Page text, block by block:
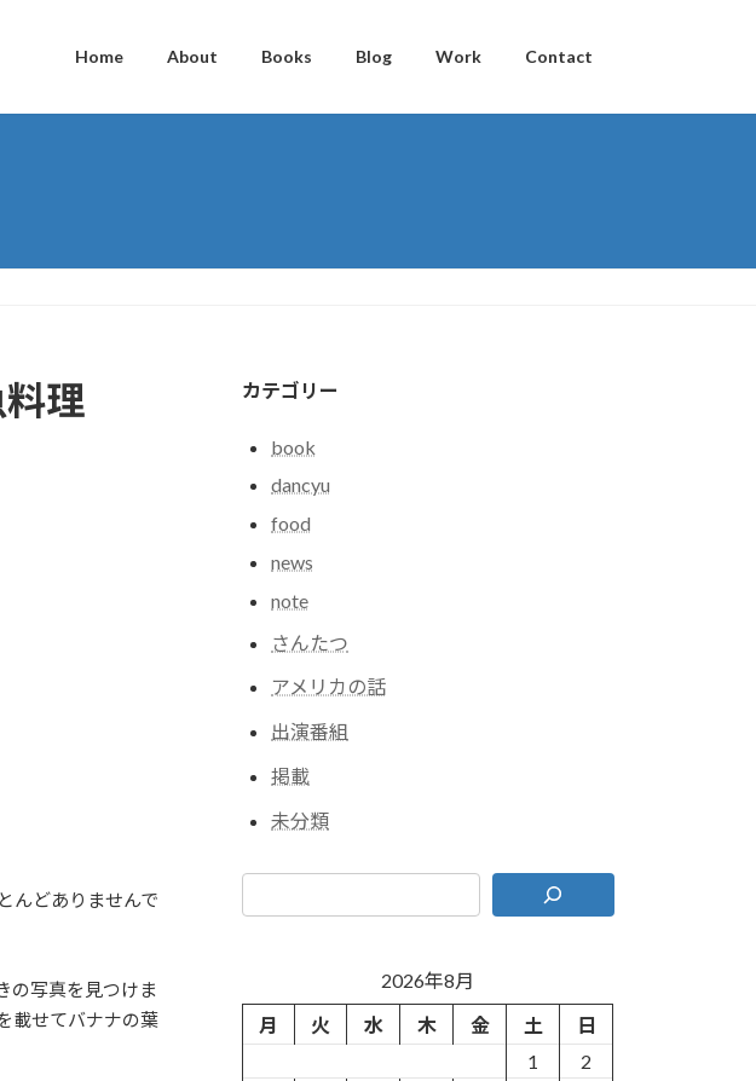
Home About Books Blog Work Contact
理
んどありませんで
の写真を見つけま
載せてバナナの葉
カテゴリー
book
dancyu
food
news
note
さんたつ
アメリカの話
出演番組
掲載
未分類
2026年8月
月
火 水 木 金 土
日
1
2